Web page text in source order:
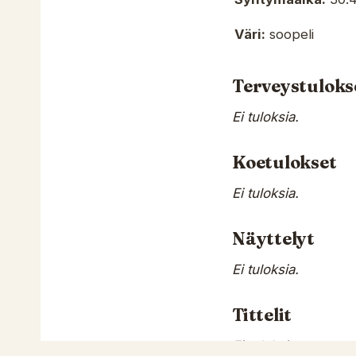
Väri: soopeli
Ei tuloksia.
Koetulokset
Ei tuloksia.
Näyttelyt
Ei tuloksia.
Tittelit
Ei tuloksia.